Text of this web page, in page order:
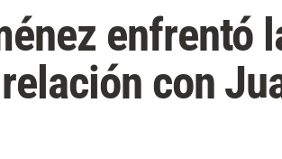
enfrentó
con